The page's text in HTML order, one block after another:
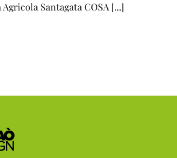
Agricola Santagata COSA [...]